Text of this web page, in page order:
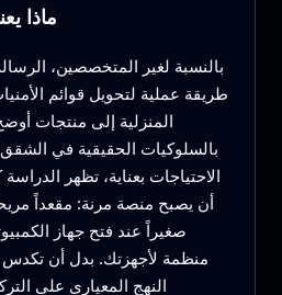
ماذا
بالنسبة لغير المتخصصين،
طريقة عملية لتحويل قوائم
المنزلية إلى منتجات
بالسلوكيات الحقيقية في
الاحتياجات بعناية، تظهر
أن يصبح منصة مرنة: مقعداً
صغيراً عند فتح جهاز
منظمة لأجهزتك. بدل أن تكدس
النهج المعياري على